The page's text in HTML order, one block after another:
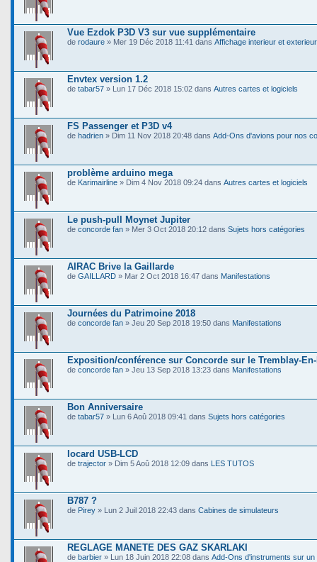
Vue Ezdok P3D V3 sur vue supplémentaire
de rodaure » Mer 19 Déc 2018 11:41 dans Affichage interieur et exterieur
Envtex version 1.2
de tabar57 » Lun 17 Déc 2018 15:02 dans Autres cartes et logiciels
FS Passenger et P3D v4
de hadrien » Dim 11 Nov 2018 20:48 dans Add-Ons d'avions pour nos
problème arduino mega
de Karimairline » Dim 4 Nov 2018 09:24 dans Autres cartes et logiciels
Le push-pull Moynet Jupiter
de concorde fan » Mer 3 Oct 2018 20:12 dans Sujets hors catégories
AIRAC Brive la Gaillarde
de GAILLARD » Mar 2 Oct 2018 16:47 dans Manifestations
Journées du Patrimoine 2018
de concorde fan » Jeu 20 Sep 2018 19:50 dans Manifestations
Exposition/conférence sur Concorde sur le Tremblay-
de concorde fan » Jeu 13 Sep 2018 13:23 dans Manifestations
Bon Anniversaire
de tabar57 » Lun 6 Aoû 2018 09:41 dans Sujets hors catégories
Iocard USB-LCD
de trajector » Dim 5 Aoû 2018 12:09 dans LES TUTOS
B787 ?
de Pirey » Lun 2 Juil 2018 22:43 dans Cabines de simulateurs
REGLAGE MANETE DES GAZ SKARLAKI
de barbier » Lun 18 Juin 2018 22:08 dans Add-Ons d'instruments sur un